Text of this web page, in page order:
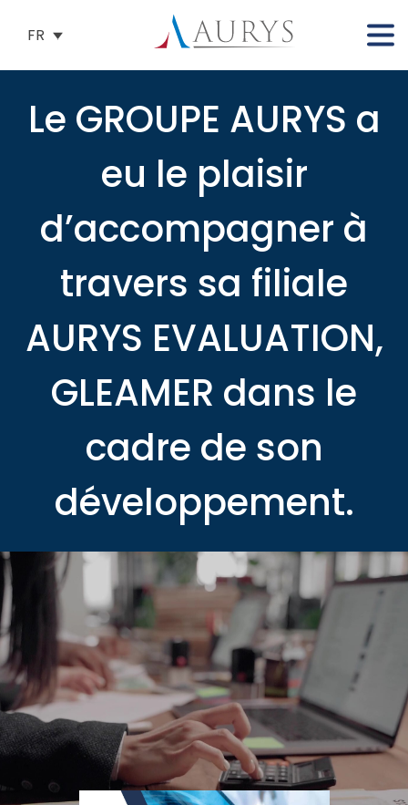
FR
Le GROUPE AURYS a
eu le plaisir
d’accompagner à
travers sa filiale
AURYS EVALUATION,
GLEAMER dans le
cadre de son
développement.